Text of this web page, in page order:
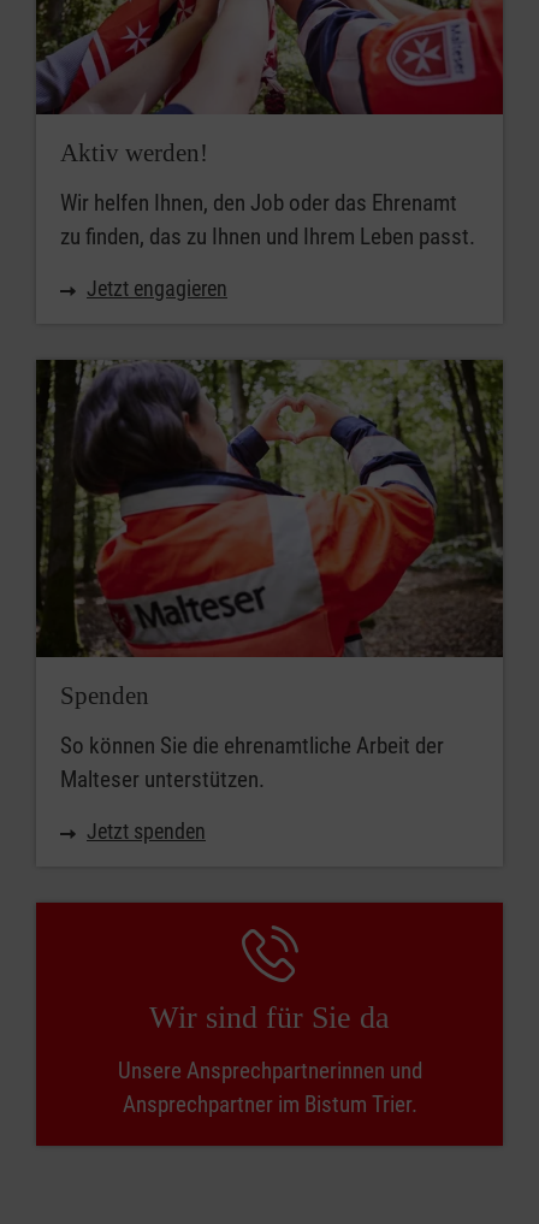
Aktiv werden!
Wir helfen Ihnen, den Job oder das Ehrenamt
zu finden, das zu Ihnen und Ihrem Leben passt.
Jetzt engagieren
Spenden
So können Sie die ehrenamtliche Arbeit der
Malteser unterstützen.
Jetzt spenden
Wir sind für Sie da
Unsere Ansprechpartnerinnen und
Ansprechpartner im Bistum Trier.